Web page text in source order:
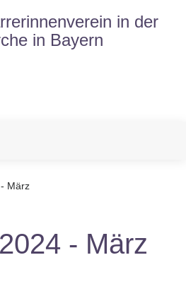
in der
in Bayern
März
- März